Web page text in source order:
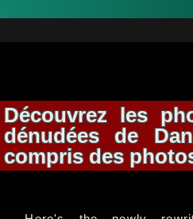
Découvrez les
dénudées de
compris des